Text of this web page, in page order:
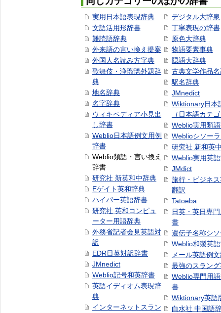
実用日本語表現辞典
文語活用形辞書
難読語辞典
外来語の言い換え提案
外国人名読み方字典
歌舞伎・浄瑠璃外題辞
典
地名辞典
名字辞典
ウィキペディア小見出
し辞書
Weblio日本語例文用例
辞書
Weblio類語・言い換え
辞書
研究社 新英和中辞典
Eゲイト英和辞典
ハイパー英語辞書
研究社 英和コンピュ
ーター用語辞典
外務省記者会見英語対
訳
EDR日英対訳辞書
JMnedict
Weblio記号和英辞書
英語イディオム表現辞
典
インターネットスラン
デジタル大辞泉
丁寧表現の辞書
原色大辞典
物語要素事典
隠語大辞典
古典文学作品
駅名辞典
JMnedict
Wiktionary日本
（日本語カテ
Weblio実用類
Weblioシソー
研究社 新和英
Weblio実用英
JMdict
旅行・ビジネ
翻訳
Tatoeba
日英・英日専
書
遺伝子名称シ
Weblio和製英
メール英語例
最強のスラン
Weblio専門用
書
Wiktionary英語
白水社 中国語